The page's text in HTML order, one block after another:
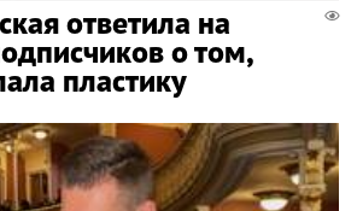
ответила на
о том,
пластику